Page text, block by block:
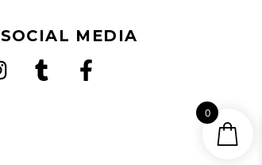
SOCIAL MEDIA
0